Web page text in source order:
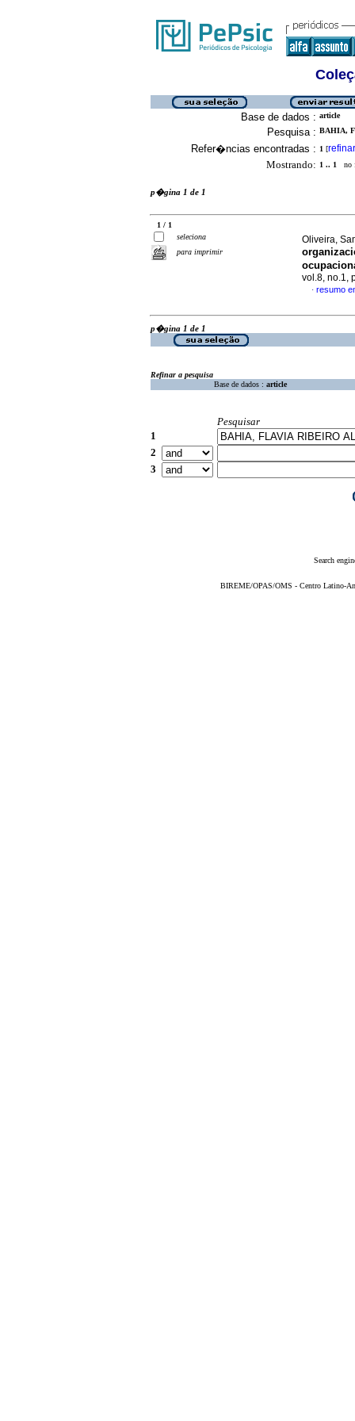
Base de dados : article
Pesquisa : BAHIA,
Refer�ncias encontradas : 1 [refinar
Mostrando: 1 .. 1 no
p�gina 1 de 1
1 / 1
seleciona
para imprimir
Oliveira,
vol.8, no.1,
· resumo
p�gina 1 de 1
Refinar a pesquisa
Base de dados : article
Pesquisar
1
2
3
Search
BIREME/OPAS/OMS - Centro Latino-